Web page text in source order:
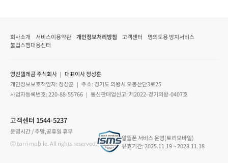
회사소개 서비스이용약관 개인정보처리방침 고객센터
명의도용 방지서비스
불법스팸대응센터
영진텔레콤 주식회사 ｜ 대표이사 정성훈
개인정보보호책임자: 정성훈 ｜ 주소: 경기도 의왕시 오봉산단3로25
사업자등록번호: 220-88-55766 ｜ 통신판매업신고: 제2022-경기의왕-0407호
고객센터 1544-5237
운영시간 / 주말,공휴일 휴무
ⓒ torri mobile. All rights reserved.
알뜰폰 서비스 운영(토리모바일)
유효기간: 2025.11.19 ~ 2028.11.18